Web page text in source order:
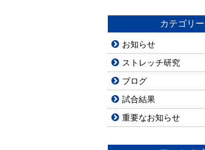
カテゴリー
お知らせ
ストレッチ研究
ブログ
試合結果
重要なお知らせ